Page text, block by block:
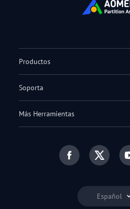
Español
Productos
Soporta
Más Herramientas